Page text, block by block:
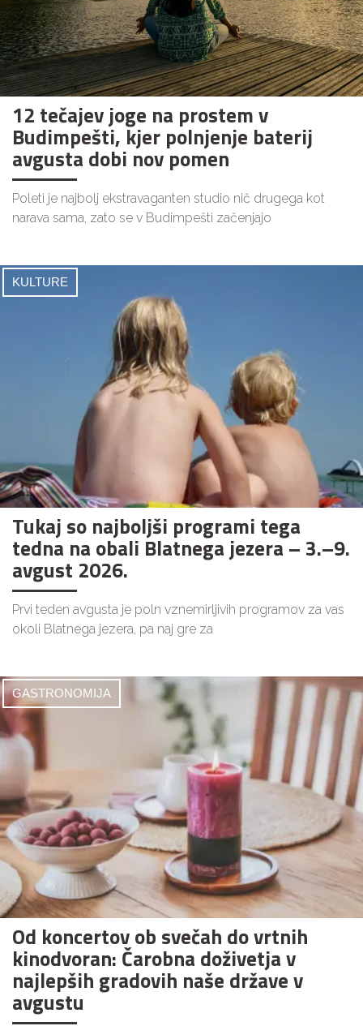
12 tečajev joge na prostem v
Budimpešti, kjer polnjenje baterij
avgusta dobi nov pomen
Poleti je najbolj ekstravaganten studio nič drugega kot
narava sama, zato se v Budimpešti začenjajo
KULTURE
Tukaj so najboljši programi tega
tedna na obali Blatnega jezera – 3.–9.
avgust 2026.
Prvi teden avgusta je poln vznemirljivih programov za vas
okoli Blatnega jezera, pa naj gre za
GASTRONOMIJA
Od koncertov ob svečah do vrtnih
kinodvoran: Čarobna doživetja v
najlepših gradovih naše države v
avgustu